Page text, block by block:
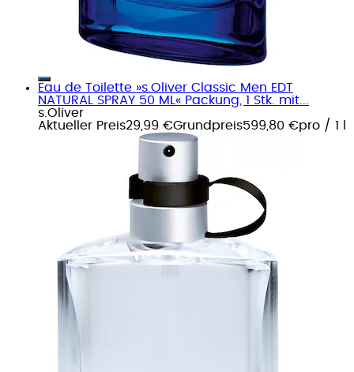
Eau de Toilette »s.Oliver Classic Men EDT
NATURAL SPRAY 50 ML« Packung, 1 Stk. mit...
s.Oliver
Aktueller Preis29,99 €Grundpreis599,80 €pro / 1 l